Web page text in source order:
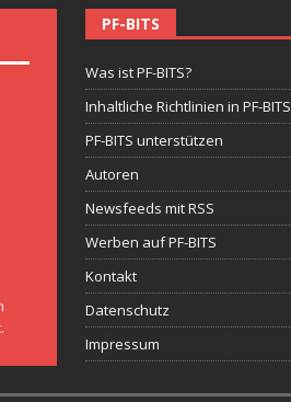
PF-BITS
Was ist PF-BITS?
Inhaltliche Richtlinien in PF-BITS
PF-BITS unterstützen
Autoren
Newsfeeds mit RSS
Werben auf PF-BITS
Kontakt
Datenschutz
Impressum